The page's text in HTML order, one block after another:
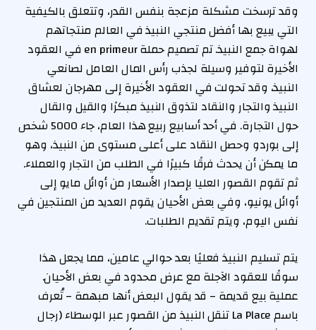
وقد ترسخت مشكلة مزعجة بنفس القدر، وتتعلق بالكيفية
التي يبيع بها أفضل منتجي النبيذ في العالم منتجاتهم
لهواة جمع النبيذ. تم تصميم حملة en primeur في العقود
الأخيرة لتوفير وسيلة لجذب رأس المال العامل لصانعي
النبيذ، وقد تحولت في العقود الأخيرة إلى مهرجان لعشاق
النبيذ والتجار والنقاد لتذوق النبيذ مبكرًا والقيل والقال
حول التجارة. في أحد أسابيع ربيع هذا العام، جاء 5000 شخص
إلى بوردو وحصل النقاد على أعلى مستوى من النبيذ، وهو
ما يمكن أن يحدث فرقًا كبيرًا في الطلب من التجار والعملاء.
ثم تقوم القصور العليا بإصدار الأسعار من أوائل مايو إلى
أوائل يونيو، وفي بعض الأحيان يقوم العديد من المنتجين في
نفس اليوم، ويتم تقديم الطلبات.
يتم تسليم النبيذ فعليًا بعد حوالي عامين، مما يجعل هذا
سوقًا للعقود الآجلة مع عرض محدود في بعض الأحيان.
عملية بيع قديمة – قد يقول البعض أنها مبهمة – تُعرف
باسم La Place تنقل النبيذ من القصور عبر الوسطاء (رجال